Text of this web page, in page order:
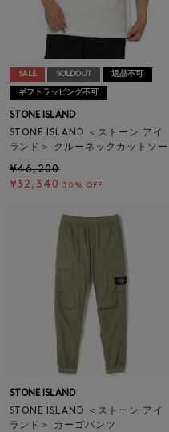
SALE SOLDOUT 返品不可
ギフトラッピング不可
STONE ISLAND
STONE ISLAND ＜ストーン アイ
ランド＞ クルーネックカットソー
¥46,200
¥32,340 30% OFF
STONE ISLAND
STONE ISLAND ＜ストーン アイ
ランド＞ カーゴパンツ